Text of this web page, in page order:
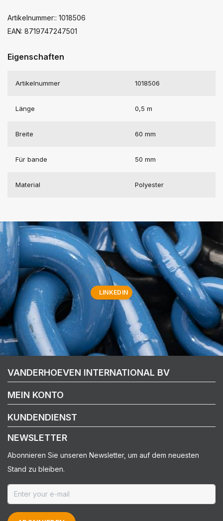
Artikelnummer:: 1018506
EAN: 8719747247501
Eigenschaften
Artikelnummer 1018506
Länge 0,5 m
Breite 60 mm
Für bande 50 mm
Material Polyester
LINKEDIN
VANDERHOEVEN INTERNATIONAL BV
MEIN KONTO
KUNDENDIENST
NEWSLETTER
Abonnieren Sie unseren Newsletter, um auf dem neuesten
Stand zu bleiben.